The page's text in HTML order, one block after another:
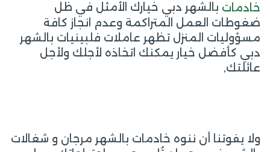
خادمات بالشهر دبي خيارك الأمثل في ظل
ضغوطات العمل المتراكمة وعدم انجاز كافة
مسؤوليات المنزل تظهر عاملات فلبينيات بالشهر
دبي كأفضل خيار يمكنك اتخاذه لأجلك ولأجل
عائلتك,
ولا يفوتنا أن ننوه خادمات بالشهر مرجان و شغالات